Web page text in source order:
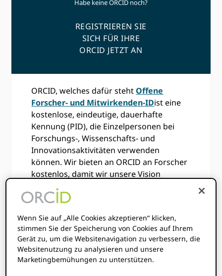
Habe keine ORCID noch?
REGISTRIEREN SIE
SICH FÜR IHRE
ORCID JETZT AN
ORCID, welches dafür stehtOffene
Forscher- und Mitwirkenden-IDist eine
kostenlose, eindeutige, dauerhafte
Kennung (PID), die Einzelpersonen bei
Forschungs-, Wissenschafts- und
Innovationsaktivitäten verwenden
können. Wir bieten an ORCID an Forscher
kostenlos, damit wir unsere Vision
verwirklichen können, alle, die an
Forschung, Wissenschaft und Innovation
und Zeit hinweg eindeutig zu
identifizieren und mit ihren Beiträgen zu
verbinden.
Wenn Sie auf „Alle Cookies akzeptieren“ klicken,
stimmen Sie der Speicherung von Cookies auf Ihrem
Gerät zu, um die Websitenavigation zu verbessern, die
Websitenutzung zu analysieren und unsere
Marketingbemühungen zu unterstützen.